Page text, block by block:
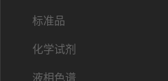
标准品
化学试剂
液相色谱